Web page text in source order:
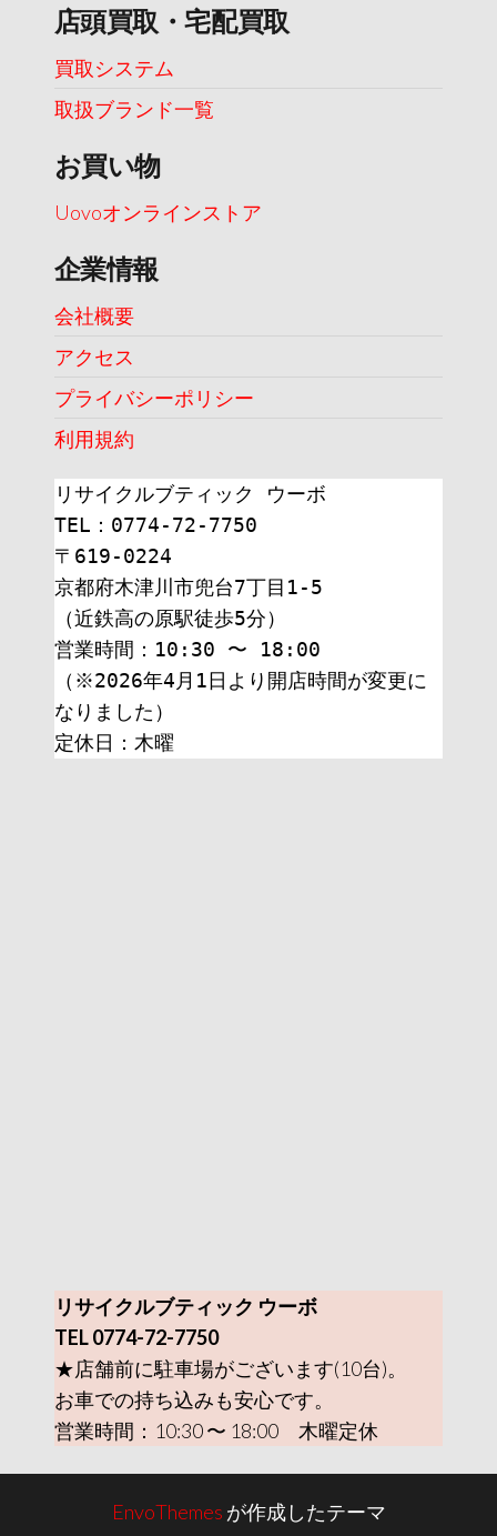
店頭買取・宅配買取
買取システム
取扱ブランド一覧
お買い物
Uovoオンラインストア
企業情報
会社概要
アクセス
プライバシーポリシー
利用規約
リサイクルブティック ウーボ
TEL：0774-72-7750
〒619-0224
京都府木津川市兜台7丁目1-5
（近鉄高の原駅徒歩5分）
営業時間：10:30 〜 18:00
（※2026年4月1日より開店時間が変更に
なりました）
定休日：木曜
リサイクルブティック ウーボ
TEL 0774-72-7750
★店舗前に駐車場がございます(10台)。
お車での持ち込みも安心です。
営業時間：10:30 〜 18:00 木曜定休
EnvoThemes が作成したテーマ